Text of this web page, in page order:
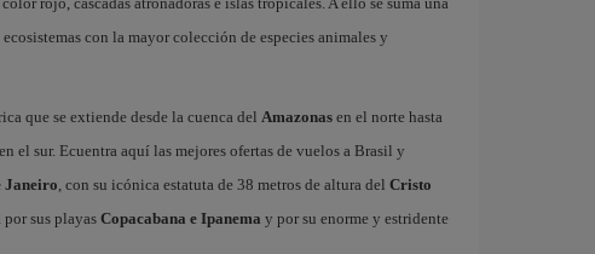
con la mayor colección de especies animales y
que se extiende desde la cuenca del Amazonasen el norte hasta
el sur. Ecuentra aquí las mejores ofertas de vuelos a Brasil y
Janeiro , con su icónica estatuta de 38 metros de altura del Cristo
sus playasCopacabana e Ipanema y por su enorme y estridente